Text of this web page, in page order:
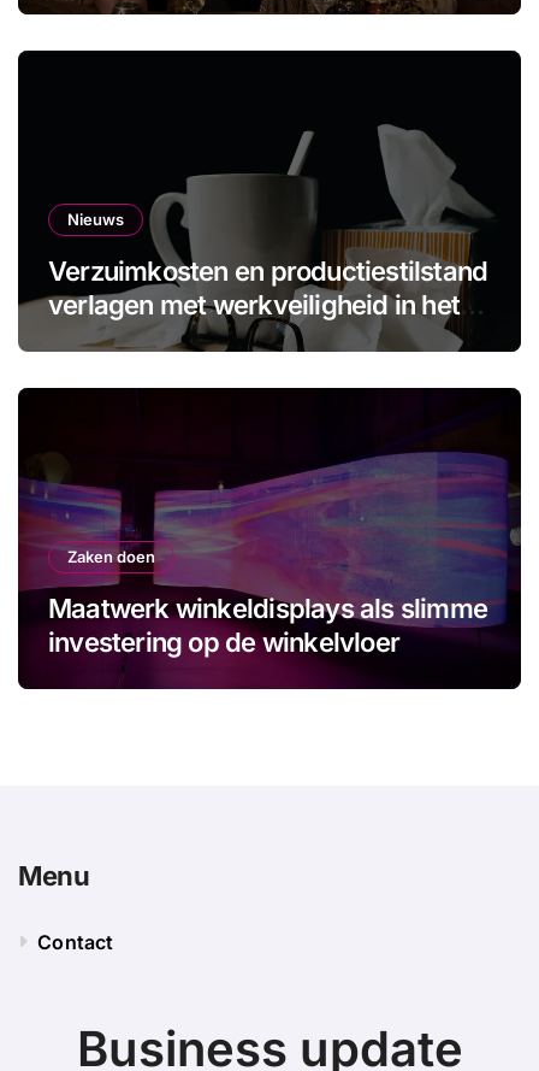
Nieuws
Verzuimkosten en productiestilstand
verlagen met werkveiligheid in het
MKB
Zaken doen
Maatwerk winkeldisplays als slimme
investering op de winkelvloer
Menu
Contact
Business update